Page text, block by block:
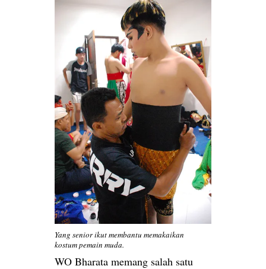
Yang senior ikut membantu memakaikan
kostum pemain muda.
WO Bharata memang salah satu